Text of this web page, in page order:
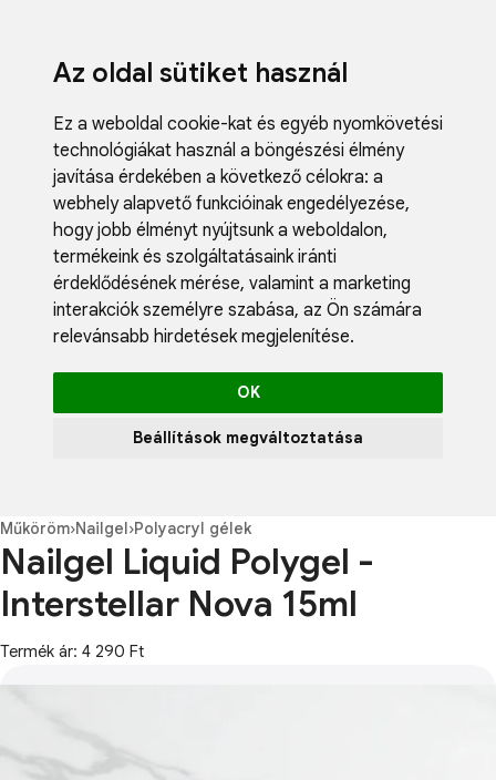
Az oldal sütiket használ
Ez a weboldal cookie-kat és egyéb nyomkövetési
technológiákat használ a böngészési élmény
javítása érdekében a következő célokra: a
webhely alapvető funkcióinak engedélyezése,
hogy jobb élményt nyújtsunk a weboldalon,
termékeink és szolgáltatásaink iránti
érdeklődésének mérése, valamint a marketing
interakciók személyre szabása, az Ön számára
relevánsabb hirdetések megjelenítése.
OK
Beállítások megváltoztatása
Blog
Műköröm›Nailgel›Polyacryl gélek
Nailgel Liquid Polygel -
Interstellar Nova 15ml
Termék ár: 4 290 Ft